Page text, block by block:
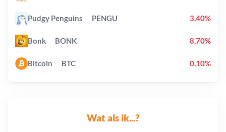
Wat als ik...?
Pudgy Penguins PENGU 3,40%
Bonk BONK 8,70%
Bitcoin BTC 0,10%